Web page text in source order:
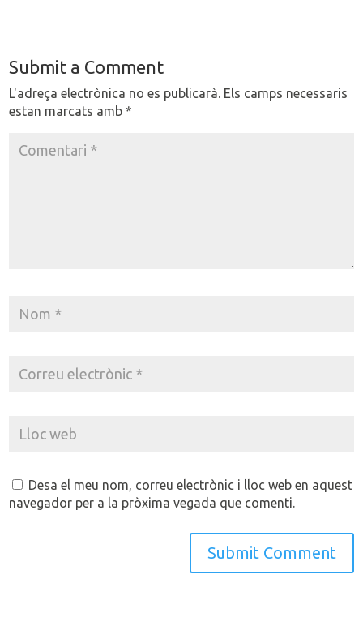
Submit a Comment
L'adreça electrònica no es publicarà. Els camps necessaris
estan marcats amb*
Desa el meu nom, correu electrònic i lloc web en aquest
navegador per a la pròxima vegada que comenti.